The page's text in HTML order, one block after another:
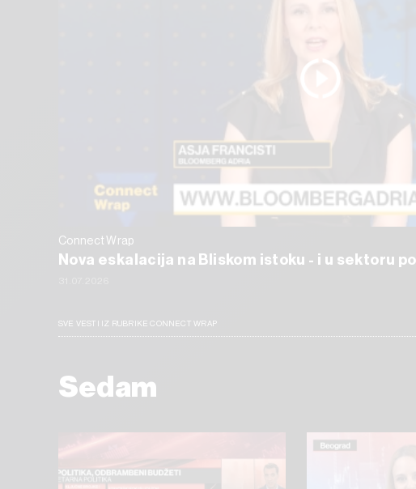
Connect Wrap
Nova eskalacija na Bliskom istoku - i u sektoru
SVE VESTI IZ RUBRIKE CONNECT WRAP
Sedam